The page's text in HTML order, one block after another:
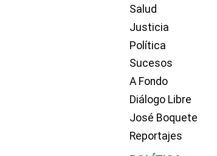
Salud
Justicia
Política
Sucesos
A Fondo
Diálogo Libre
José Boquete
Reportajes